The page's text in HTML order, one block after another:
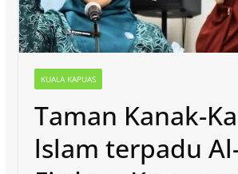
KUALA KAPUAS
Taman Kanak-
lslam terpadu